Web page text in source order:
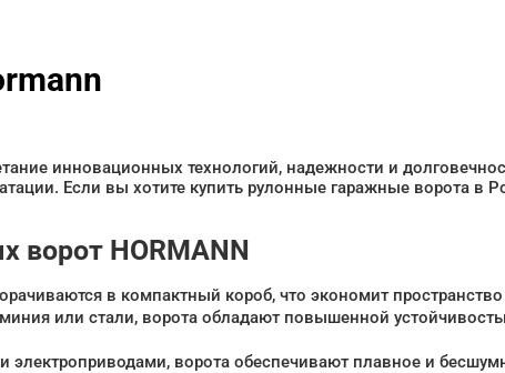
инновационных технологий, надежности и
Если вы хотите купить рулонные гаражные ворота
ворот HORMANN
в компактный короб, что экономит
или стали, ворота обладают повышенной
ворота обеспечивают плавное и